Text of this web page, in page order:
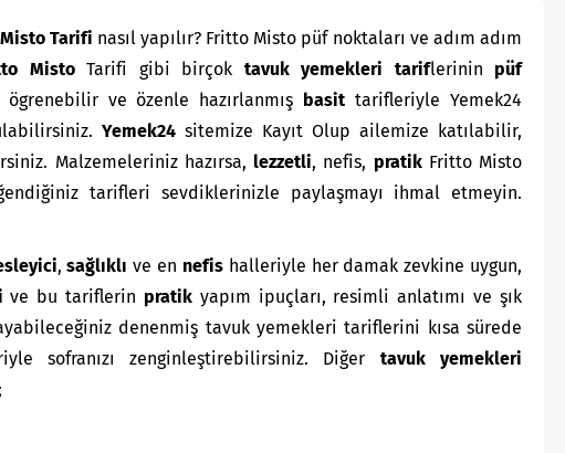
Tarifi nasıl yapılır? Fritto Misto püf noktaları ve adım adım
Misto Tarifi gibi birçok tavuk yemekleri tariflerinin püf
ögrenebilir ve özenle hazırlanmış basittarifleriyle Yemek24
Yemek24 sitemize Kayıt Olup ailemize katılabilir,
Malzemeleriniz hazırsa,lezzetli, nefis, pratikFritto Misto
tarifleri sevdiklerinizle paylaşmayı ihmal etmeyin.
,sağlıklı ve en nefishalleriyle her damak zevkine uygun,
ve bu tariflerin pratikyapım ipuçları, resimli anlatımı ve şık
denenmiş tavuk yemekleri tariflerini kısa sürede
sofranızı zenginleştirebilirsiniz. Diğer tavuk yemekleri